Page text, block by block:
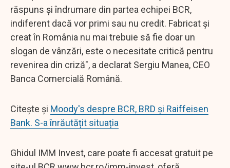
răspuns şi îndrumare din partea echipei BCR,
indiferent dacă vor primi sau nu credit. Fabricat şi
creat în România nu mai trebuie să fie doar un
slogan de vânzări, este o necesitate critică pentru
revenirea din criză", a declarat Sergiu Manea, CEO
Banca Comercială Română.
Citește și Moody's despre BCR, BRD și Raiffeisen
Bank. S-a înrăutățit situația
Ghidul IMM Invest, care poate fi accesat gratuit pe